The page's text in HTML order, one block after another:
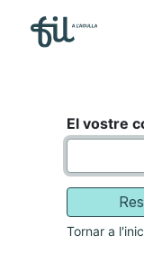
El vostre
Tornar a